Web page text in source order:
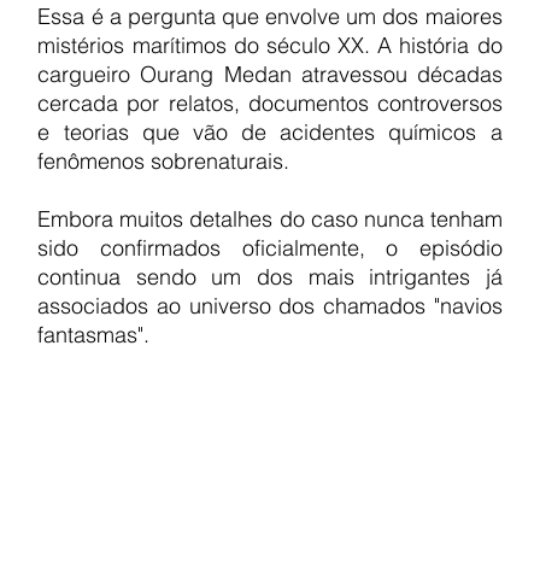
Essa é a pergunta que envolve um dos maiores
mistérios marítimos do século XX. A história do
cargueiro Ourang Medan atravessou décadas
cercada por relatos, documentos controversos
e teorias que vão de acidentes químicos a
fenômenos sobrenaturais.
Embora muitos detalhes do caso nunca tenham
sido confirmados oficialmente, o episódio
continua sendo um dos mais intrigantes já
associados ao universo dos chamados "navios
fantasmas".